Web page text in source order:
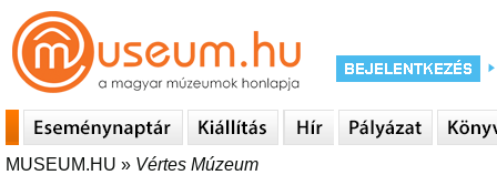
MUSEUM.HU » Vértes Múzeum